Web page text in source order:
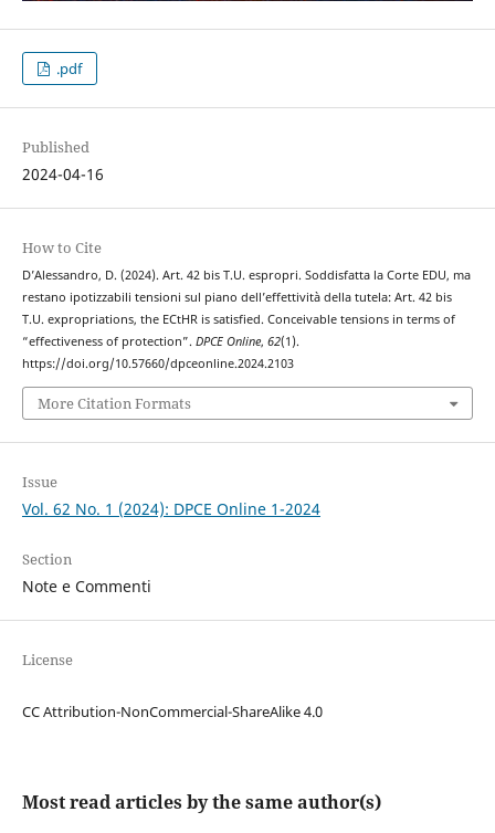
.pdf
Published
2024-04-16
How to Cite
D’Alessandro, D. (2024). Art. 42 bis T.U. espropri. Soddisfatta la Corte EDU, ma
restano ipotizzabili tensioni sul piano dell’effettività della tutela: Art. 42 bis
T.U. expropriations, the ECtHR is satisfied. Conceivable tensions in terms of
“effectiveness of protection”. DPCE Online, 62(1).
https://doi.org/10.57660/dpceonline.2024.2103
More Citation Formats
Issue
Vol. 62 No. 1 (2024): DPCE Online 1-2024
Section
Note e Commenti
License
CC Attribution-NonCommercial-ShareAlike 4.0
Most read articles by the same author(s)